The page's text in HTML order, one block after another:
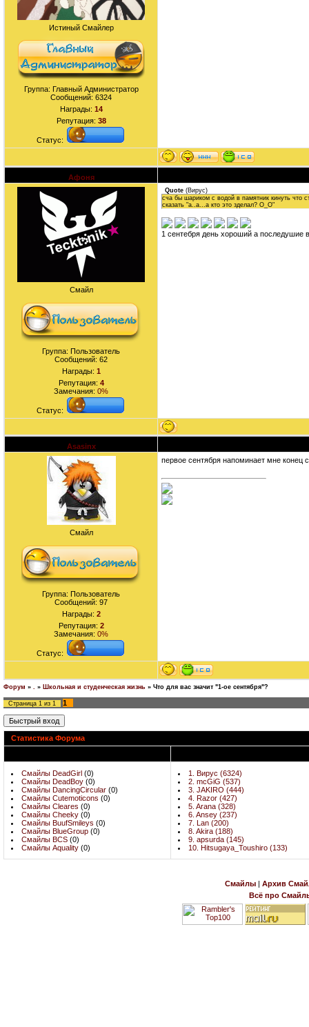
Истиный Смайлер
Группа: Главный Администратор
Сообщений: 6324
Награды: 14
Репутация: 38
Статус:
Афоня
Смайл
Группа: Пользователь
Сообщений: 62
Награды: 1
Репутация: 4
Замечания: 0%
Статус:
Quote (Вирус)
сча бы шариком с водой в памятник кинуть что
сказать "а..а...а кто это зделал? О_О"
1 сентебря день хороший а последушие
Asasinx
Смайл
Группа: Пользователь
Сообщений: 97
Награды: 2
Репутация: 2
Замечания: 0%
Статус:
первое сентября напоминает мне конец
Форум » » Школьная и студенческая жизнь » Что для вас значит "1-ое сентября"?
Страница 1 из 1 1
Статистика Форума
Смайлы DeadGirl (0)
Смайлы DeadBoy (0)
Смайлы DancingCircular (0)
Смайлы Cutemoticons (0)
Смайлы Cleares (0)
Смайлы Cheeky (0)
Смайлы BuufSmileys (0)
Смайлы BlueGroup (0)
Смайлы BCS (0)
Смайлы Aquality (0)
1. Вирус (6324)
2. mcGiG (537)
3. JAKIRO (444)
4. Razor (427)
5. Arana (328)
6. Ansey (237)
7. Lan (200)
8. Akira (188)
9. apsurda (145)
10. Hitsugaya_Toushiro (133)
Смайлы | Архив
Всё про